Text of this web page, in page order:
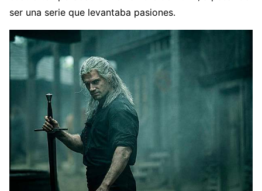
ser una serie que levantaba pasiones.